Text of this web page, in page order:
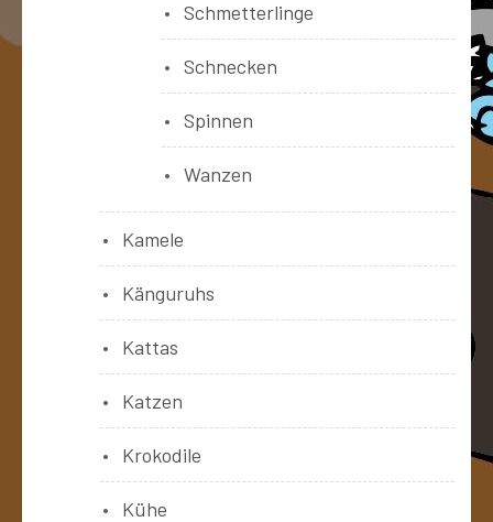
Schmetterlinge
Schnecken
Spinnen
Wanzen
Kamele
Känguruhs
Kattas
Katzen
Krokodile
Kühe